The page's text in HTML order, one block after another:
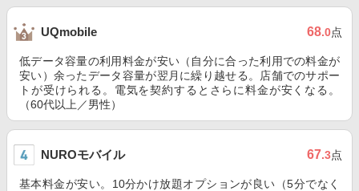
UQmobile 68.0点
低データ容量の利用料金が安い（自分に合った利用での料金が
安い）余ったデータ容量が翌月に繰り越せる。店舗でのサポー
トが受けられる。電気を契約するとさらに料金が安くなる。
（60代以上／男性）
NUROモバイル 67.3点
基本料金が安い。10分かけ放題オプションが良い（5分でなく